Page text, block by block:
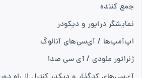
جمع کننده
نمایشگر درایور و دیکودر
اپ‌آمپ‌ها / آی‌سی‌های آنالوگ
ژنراتور ملودی / آی سی صدا